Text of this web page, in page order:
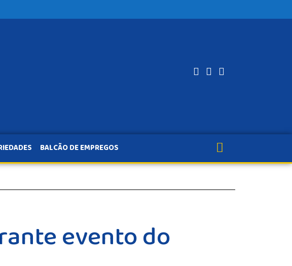
BALCÃO DE EMPREGOS
evento do